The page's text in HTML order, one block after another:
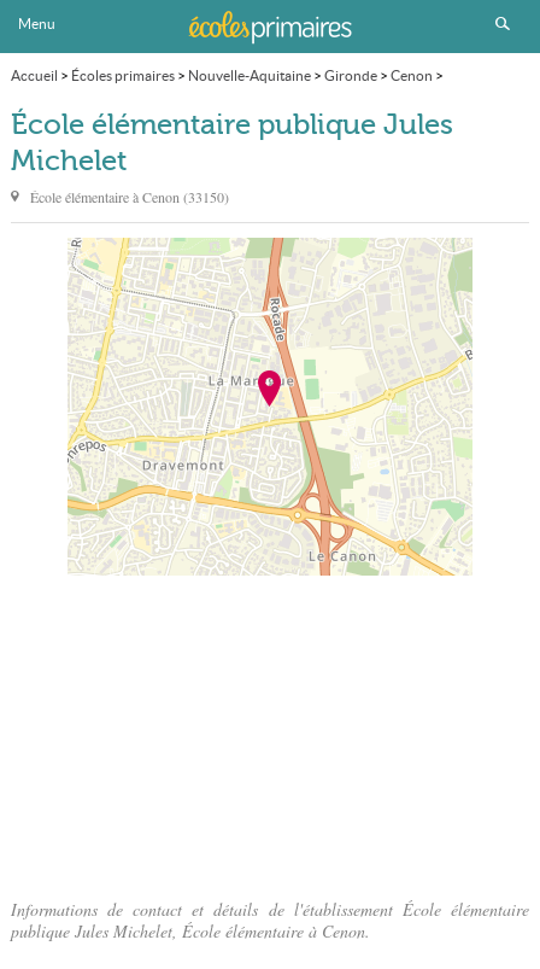
Menu
Accueil > Écoles primaires> Nouvelle-Aquitaine> Gironde> Cenon >
École élémentaire publique Jules Michelet
École élémentaire publique Jules
Michelet
École élémentaire àCenon (33150)
Informations de contact et détails de l'établissement École élémentaire
publique Jules Michelet, École élémentaire à Cenon.